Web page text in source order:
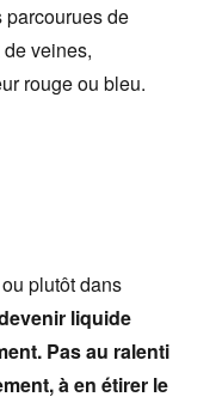
parcourues de
veines,
rouge ou bleu.
plutôt dans
liquide
Pas au ralenti
à en étirer le